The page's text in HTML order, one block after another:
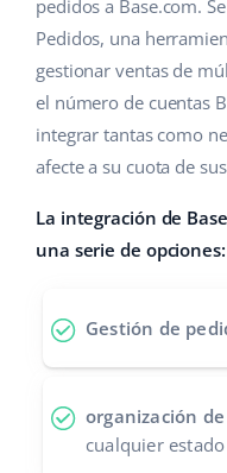
Gestión de envíos
Automatizaciones
Base Connect
IA para e-commerce
Hogar y jardinería
Productos infantiles
Electrónica
Piezas de automóviles
Supermercado
Moda
Ayuda
Base Academy
Blog
Implementación de
Calculadora de beneficios
english (GB)
english (IN)
deutsch
español (MX)
Français
pedidos a Base.com.
Pedidos, una
gestionar ventas de
el número de cuentas
integrar tantas como
afecte a su cuota de
La integración de
una serie de opciones:
Gestión de
organización
cualquier estado